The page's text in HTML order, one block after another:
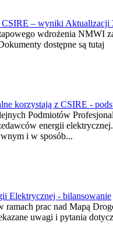
– wyniki Aktualizacji
wdrożenia NMWI
dostępne są tutaj
korzystają z CSIRE -
Podmiotów
energii
i w sposób...
Elektrycznej - bilansowanie
ramach prac nad Mapą
uwagi i pytania